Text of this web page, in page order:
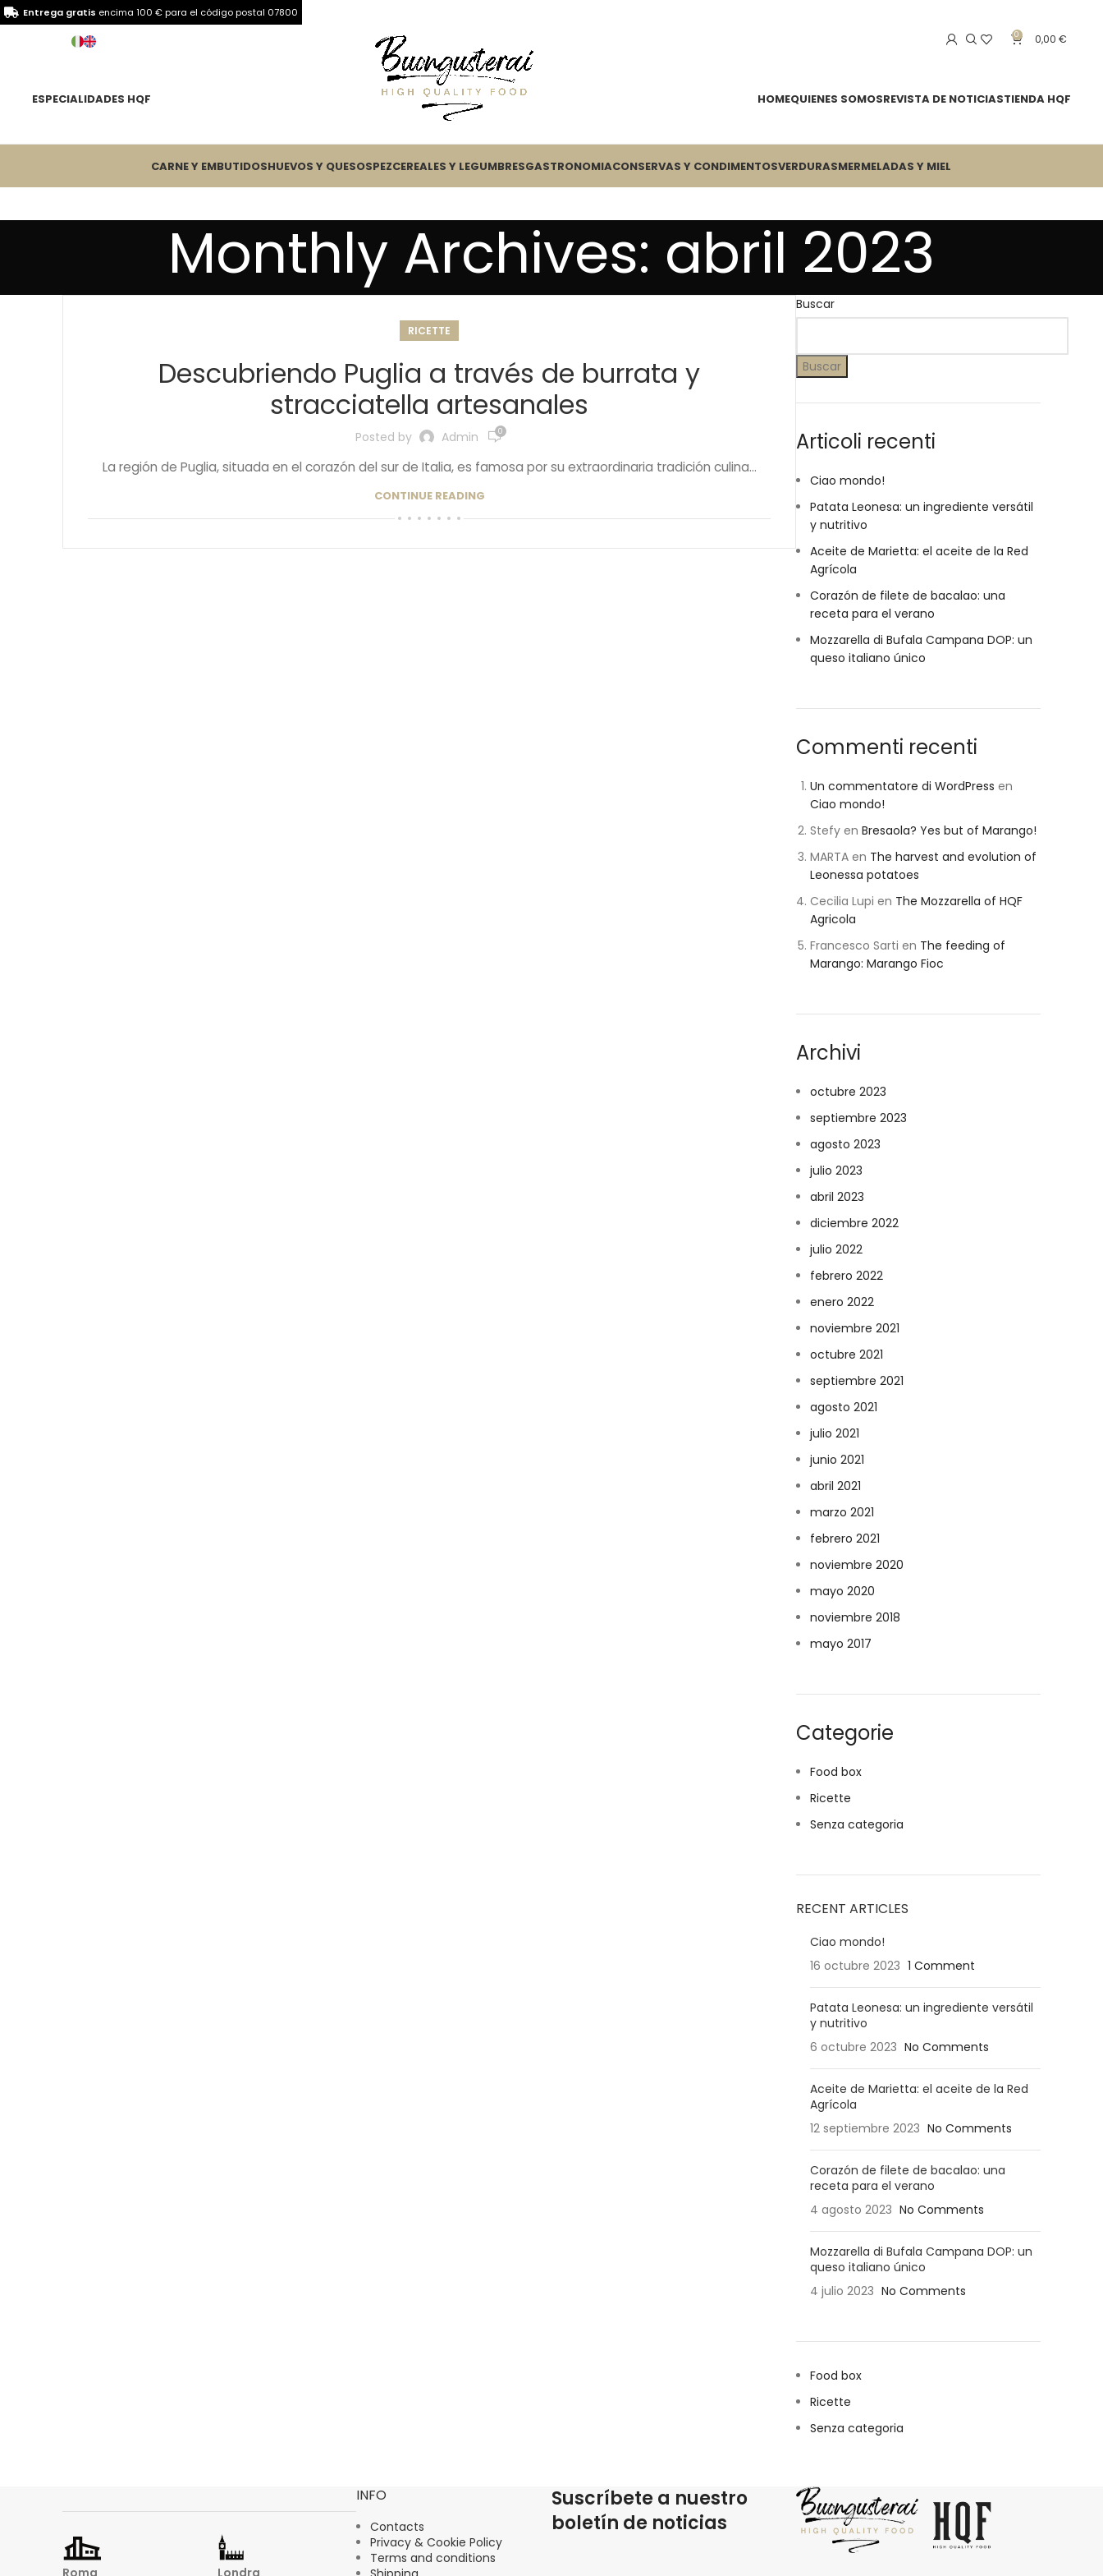
0 0,00€
ESPECIALIDADES HQF HOMEQUIENES SOMOSREVISTA DE NOTICIASTIENDA HQF
CARNE Y EMBUTIDOSHUEVOS Y QUESOSPEZCEREALES Y LEGUMBRESGASTRONOMIACONSERVAS Y CONDIMENTOSVERDURASMERMELADAS Y MIEL
Monthly Archives: abril 2023
RICETTE
Descubriendo Puglia a través de burrata y
stracciatella artesanales
Posted by Admin 0
La región de Puglia, situada en el corazón del sur de Italia, es famosa por su extraordinaria tradición culina...
CONTINUE READING
Buscar
Buscar
Articoli recenti
Ciao mondo!
Patata Leonesa: un ingrediente versátil
y nutritivo
Aceite de Marietta: el aceite de la Red
Agrícola
Corazón de filete de bacalao: una
receta para el verano
Mozzarella di Bufala Campana DOP: un
queso italiano único
Commenti recenti
Un commentatore di WordPress en
Ciao mondo!
Stefy en Bresaola? Yes but of Marango!
MARTA en The harvest and evolution of
Leonessa potatoes
Cecilia Lupi en The Mozzarella of HQF
Agricola
Francesco Sarti en The feeding of
Marango: Marango Fioc
Archivi
octubre 2023
septiembre 2023
agosto 2023
julio 2023
abril 2023
diciembre 2022
julio 2022
febrero 2022
enero 2022
noviembre 2021
octubre 2021
septiembre 2021
agosto 2021
julio 2021
junio 2021
abril 2021
marzo 2021
febrero 2021
noviembre 2020
mayo 2020
noviembre 2018
mayo 2017
Categorie
Food box
Ricette
Senza categoria
RECENT ARTICLES
Ciao mondo!
16 octubre 2023 1 Comment
Patata Leonesa: un ingrediente versátil
y nutritivo
6 octubre 2023 No Comments
Aceite de Marietta: el aceite de la Red
Agrícola
12 septiembre 2023 No Comments
Corazón de filete de bacalao: una
receta para el verano
4 agosto 2023 No Comments
Mozzarella di Bufala Campana DOP: un
queso italiano único
4 julio 2023 No Comments
Food box
Ricette
Senza categoria
Roma Londra
INFO
Contacts
Privacy & Cookie Policy
Terms and conditions
Suscríbete a nuestro
boletín de noticias
Entrega gratis encima 100 € para el código postal 07800